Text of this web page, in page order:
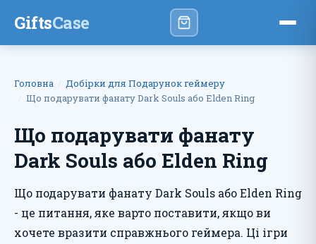
GiftsCase
Головна
Добірки для Подарунок геймеру
Що подарувати фанату Dark Souls або Elden Ring
Що подарувати фанату
Dark Souls або Elden Ring
Що подарувати фанату Dark Souls або Elden Ring
- це питання, яке варто поставити, якщо ви
хочете вразити справжнього геймера. Ці ігри